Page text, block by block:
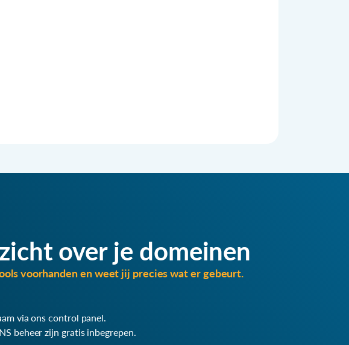
over je domeinen
voorhanden en weet jij precies wat er gebeurt.
via ons control panel.
beheer zijn gratis inbegrepen.